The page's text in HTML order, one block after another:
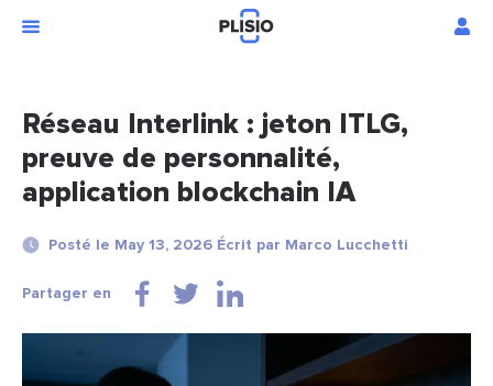
Réseau Interlink : jeton ITLG,
preuve de personnalité,
application blockchain IA
Posté le May 13, 2026 Écrit par Marco Lucchetti
Partager en